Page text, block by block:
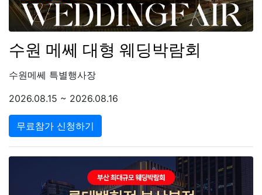
수원 메쎄 대형 웨딩박람회
수원메쎄 특별행사장
2026.08.15 ~ 2026.08.16
무료참가 신청하기